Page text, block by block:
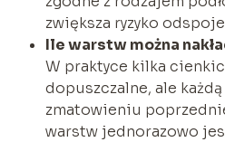
zwiększa ryzyko
Ile warstw można
W praktyce kilka
dopuszczalne, ale każdą
zmatowieniu
warstw jednorazowo